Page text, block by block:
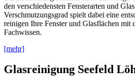
den verschiedensten Fensterarten und
Verschmutzungsgrad spielt dabei eine
reinigen Ihre Fenster und Glasflächen mit
Fachwissen.
[mehr]
Glasreinigung Seefeld